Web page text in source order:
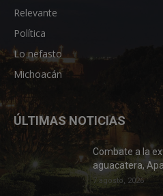
Relevante
Política
Lo nefasto
Michoacán
ÚLTIMAS NOTICIAS
Combate a la
aguacatera,
7 agosto, 2026